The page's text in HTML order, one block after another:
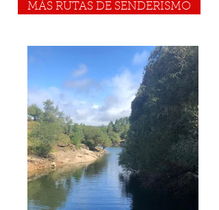
MÁS RUTAS DE SENDERISMO